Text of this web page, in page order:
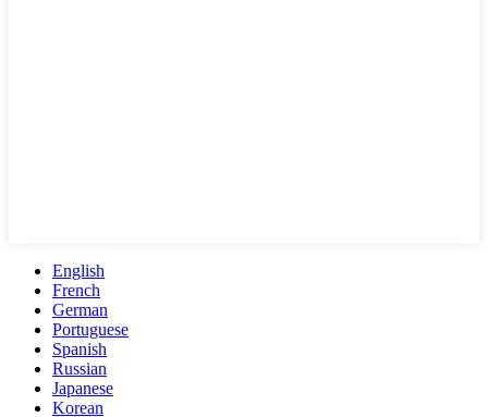
English
French
German
Portuguese
Spanish
Russian
Japanese
Korean